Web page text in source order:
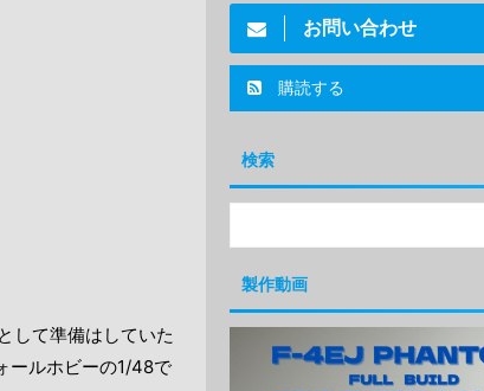
して準備はしていた
ールホビーの1/48で
お問い合わせ
購読する
検索
製作動画